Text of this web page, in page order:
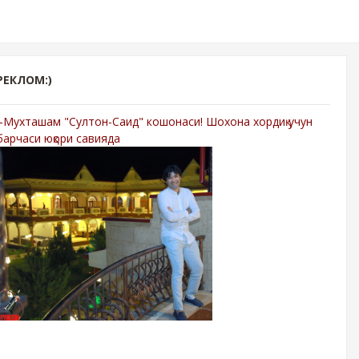
-Мухташам "Султон-Саид" кошонаси! Шохона хордиқ учун
юқори савияда